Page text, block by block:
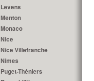
Levens
Menton
Monaco
Nice
Nice Villefranche
Nimes
Puget-Théniers